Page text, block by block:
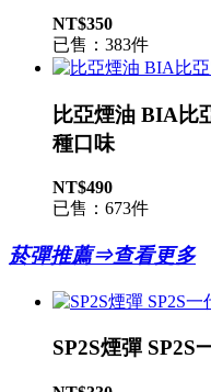
NT$350
已售：383件
比亞煙油 BIA比
種口味
NT$490
已售：673件
菸彈推薦⇒查看更多
SP2S煙彈 SP2S